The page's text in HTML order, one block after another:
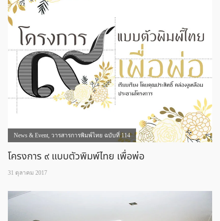
News & Event วารสารการพิมพ์ไทย ฉบับที่ 114
โครงการ ๙ แบบตัวพิมพ์ไทย เพื่อพ่อ
31 ตุลาคม 2017